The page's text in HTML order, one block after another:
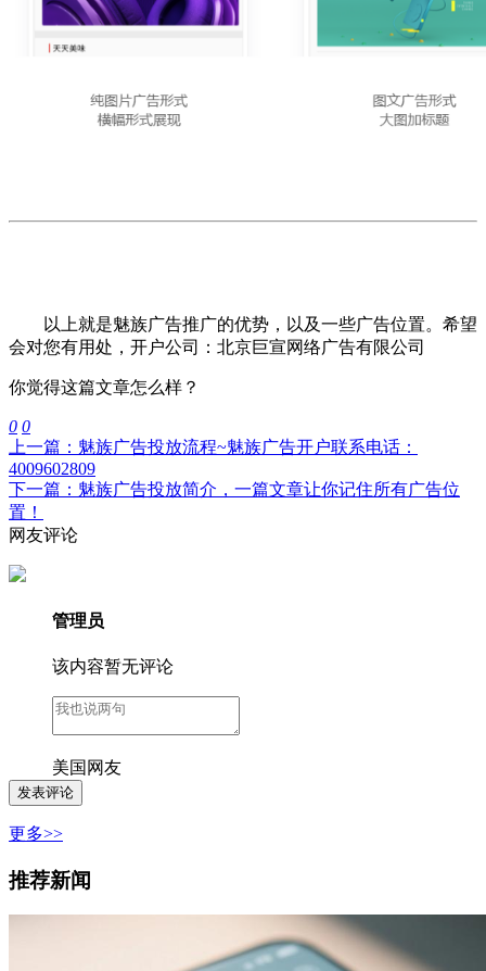
以上就是魅族广告推广的优势，以及一些广告位置。希望
会对您有用处，开户公司：北京巨宣网络广告有限公司
你觉得这篇文章怎么样？
0 0
上一篇：魅族广告投放流程~魅族广告开户联系电话：
4009602809
下一篇：魅族广告投放简介，一篇文章让你记住所有广告位
置！
网友评论
管理员
该内容暂无评论
美国网友
更多>>
推荐新闻